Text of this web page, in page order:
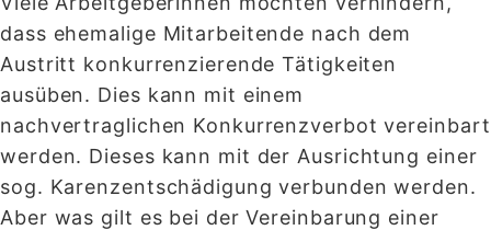
dass ehemalige Mitarbeitende nach dem
Austritt konkurrenzierende Tätigkeiten
ausüben. Dies kann mit einem
nachvertraglichen Konkurrenzverbot vereinbart
werden. Dieses kann mit der Ausrichtung einer
sog. Karenzentschädigung verbunden werden.
Aber was gilt es bei der Vereinbarung einer